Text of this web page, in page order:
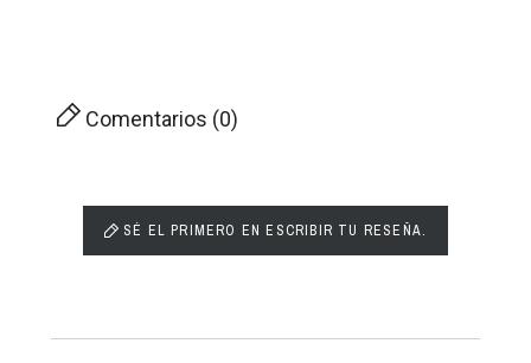
Comentarios (0)
SÉ EL PRIMERO EN ESCRIBIR TU RESEÑA.